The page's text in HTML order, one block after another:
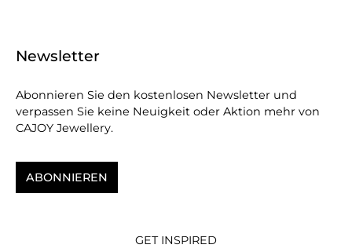
Newsletter
Abonnieren Sie den kostenlosen Newsletter und
verpassen Sie keine Neuigkeit oder Aktion mehr von
CAJOY Jewellery.
ABONNIEREN
GET INSPIRED